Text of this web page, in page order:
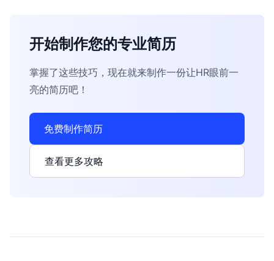
开始制作您的专业简历
掌握了这些技巧，现在就来制作一份让HR眼前一
亮的简历吧！
免费制作简历
查看更多攻略